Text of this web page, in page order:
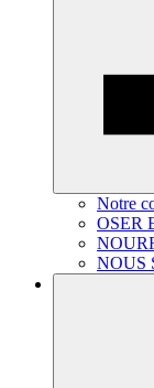
Notre
OSER
NOUS